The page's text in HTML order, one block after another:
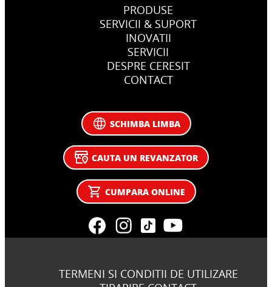
PRODUSE
SERVICII & SUPORT
INOVATII
SERVICII
DESPRE CERESIT
CONTACT
SCHIMBA LIMBA
CAUTA UN REVANZATOR
CUMPARA ONLINE
TERMENI SI CONDITII DE UTILIZARE